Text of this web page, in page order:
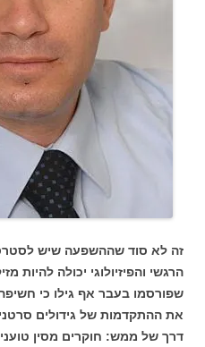
זה לא סוד שההשפעה שיש
הרגשי והפיזיולוגי יכולה להיות
שפורסמו בעבר אף גילו כי
את ההתקדמות של גידולים
דרך של ממש: חוקרים מסין